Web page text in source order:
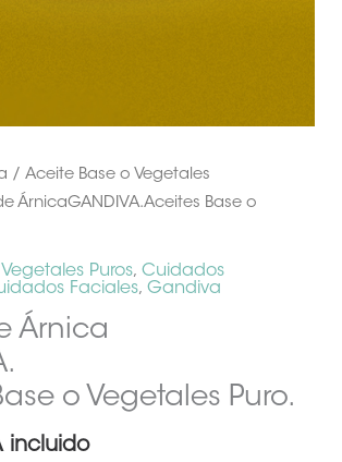
/ Aceite Base o Vegetales
ÁrnicaGANDIVA.Aceites Base o
Puros, Cuidados
Faciales, Gandiva
Árnica
o Vegetales Puro.
incluido